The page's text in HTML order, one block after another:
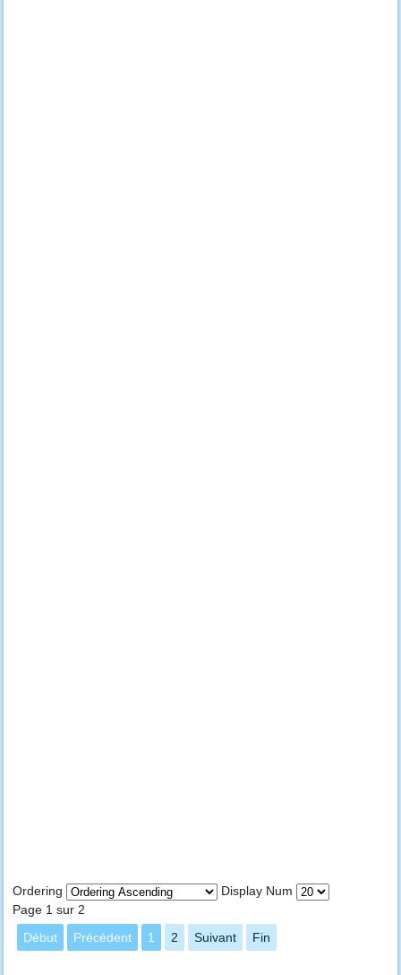
Ordering
Display Num
Page 1 sur 2
Début
Précédent 1 2 Suivant Fin